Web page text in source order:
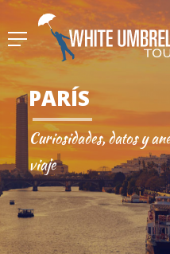
PARÍS
Curiosidades, datos y
viaje